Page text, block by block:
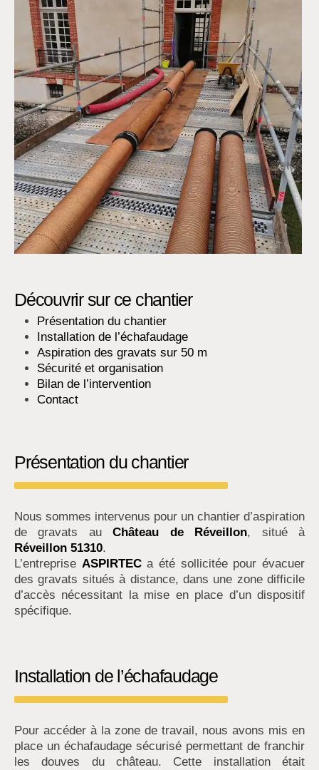
Découvrir sur ce chantier
Présentation du chantier
Installation de l’échafaudage
Aspiration des gravats sur 50 m
Sécurité et organisation
Bilan de l’intervention
Contact
Présentation du chantier
Nous sommes intervenus pour un chantier d’aspiration
de gravats auChâteau de Réveillon, situé à
Réveillon 51310.
L’entreprise ASPIRTECa été sollicitée pour évacuer
des gravats situés à distance, dans une zone difficile
d’accès nécessitant la mise en place d’un dispositif
spécifique.
Installation de l’échafaudage
Pour accéder à la zone de travail, nous avons mis en
place un échafaudage sécurisé permettant de franchir
les douves du château. Cette installation était